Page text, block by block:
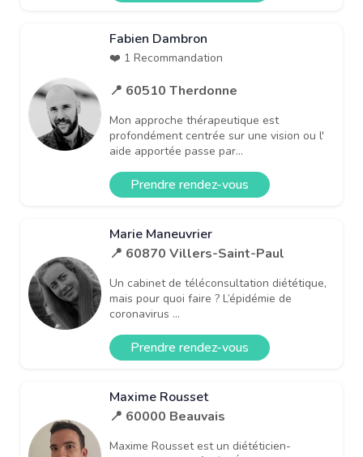
Fabien Dambron
❤️ 1 Recommandation
📍 60510 Therdonne
Mon approche thérapeutique est
profondément centrée sur une vision ou l'
aide apportée passe par...
Prendre rendez-vous
Marie Maneuvrier
📍 60870 Villers-Saint-Paul
Un cabinet de téléconsultation diététique,
mais pour quoi faire ? L’épidémie de
coronavirus ...
Prendre rendez-vous
Maxime Rousset
📍 60000 Beauvais
Maxime Rousset est un diététicien-